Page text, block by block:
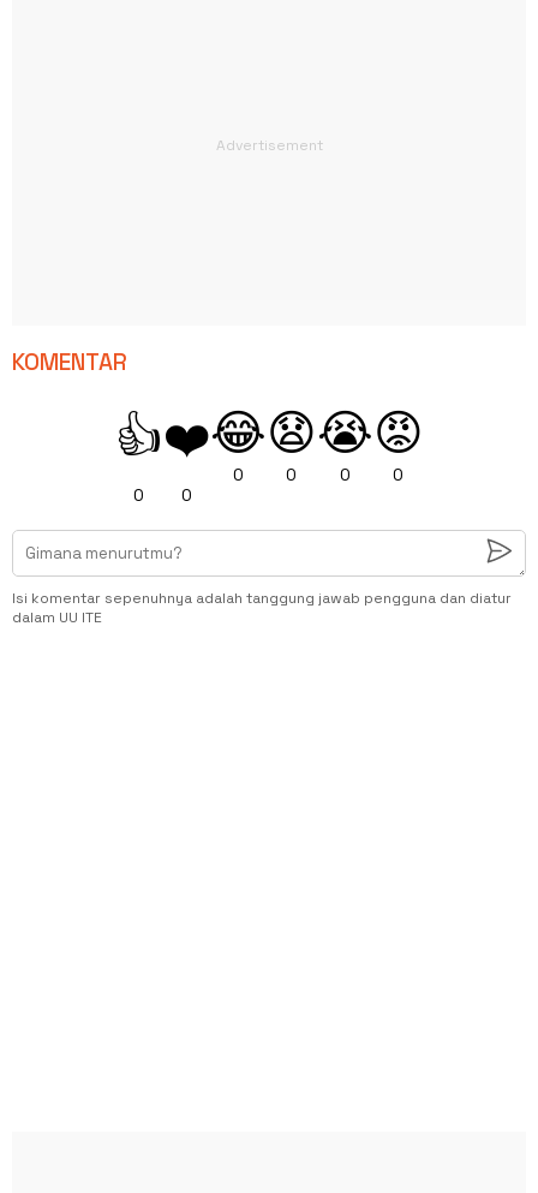
KOMENTAR
👍
0
❤️
0
😂
0
😧
0
😭
0
😡
0
Isi komentar sepenuhnya adalah tanggung jawab pengguna dan diatur
dalam UU ITE